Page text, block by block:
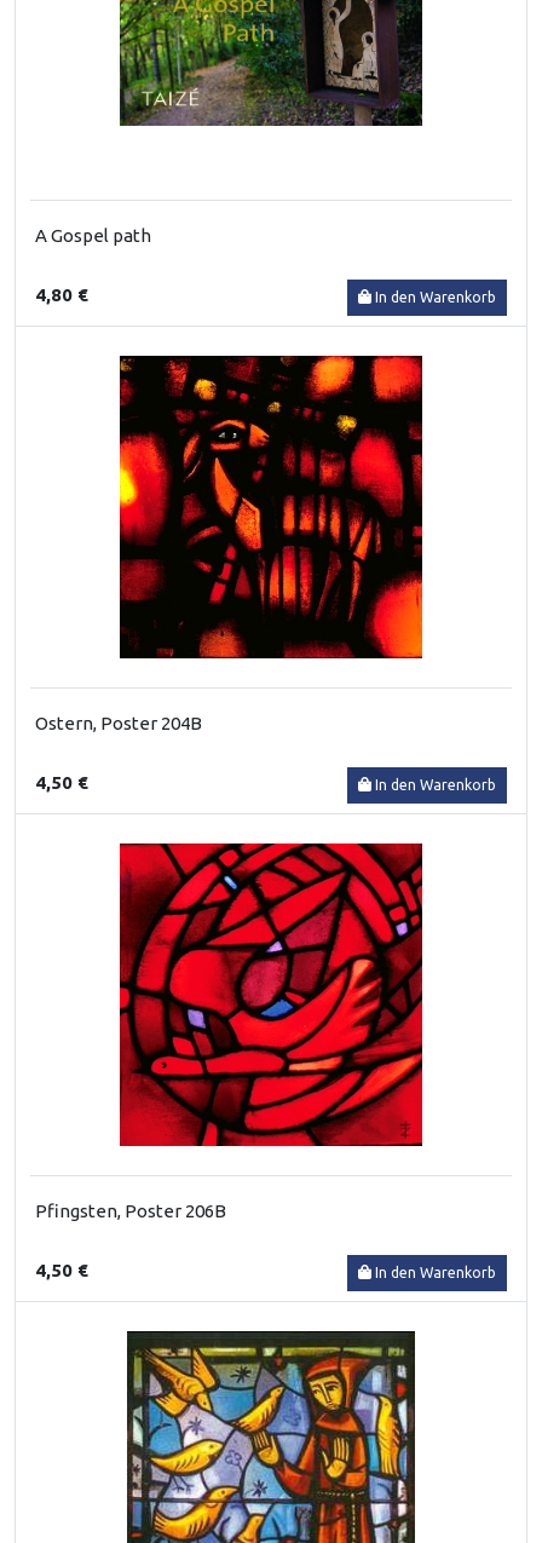
A Gospel path
4,80 € In den Warenkorb
Ostern, Poster 204B
4,50 € In den Warenkorb
Pfingsten, Poster 206B
4,50 € In den Warenkorb